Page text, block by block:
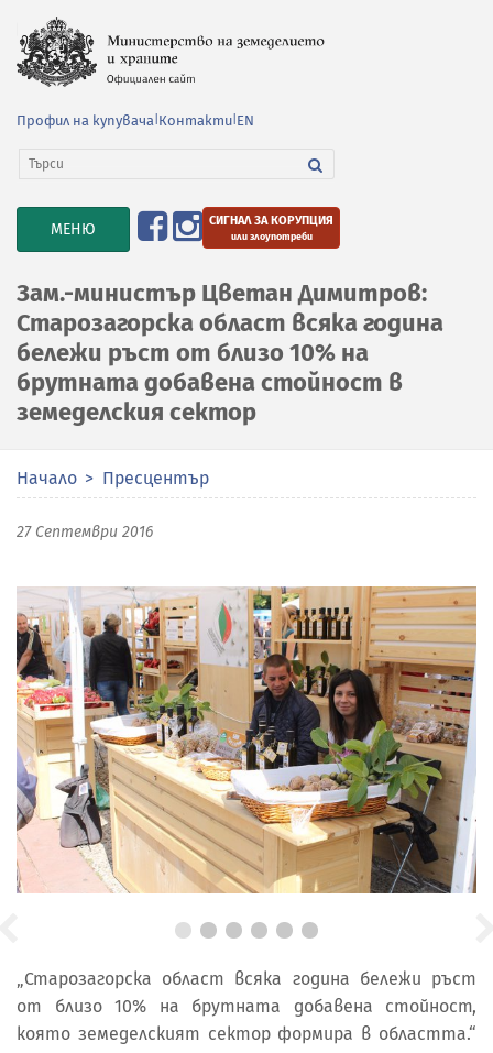
Профил на купувача Контакти EN
TOGGLE
NAVIGATION
МЕНЮ СИГНАЛ ЗА КОРУПЦИЯ
или злоупотреби
Зам.-министър Цветан Димитров:
Старозагорска област всяка година
бележи ръст от близо 10% на
брутната добавена стойност в
земеделския сектор
Начало Пресцентър
27 Септември 2016
„Старозагорска област всяка година бележи ръст
от близо 10% на брутната добавена стойност,
която земеделският сектор формира в областта.“